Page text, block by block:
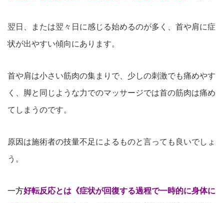
翌日、または翌々日に感じる始めるのが多く、首や肩に症
状が出やすい傾向にあります。
首や肩は小さい筋肉の集まりで、少しの刺激でも痛めやす
く、脚と同じような力でのマッサージでは首の筋肉は痛め
てしまうのです。
原因は施術者の技量不足によるものと言っても良いでしょ
う。
一方好転反応とは《症状が回復する過程で一時的に身体に